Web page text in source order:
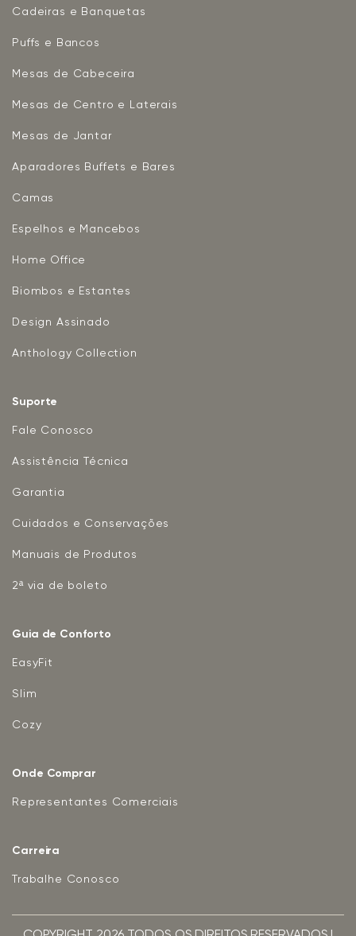
Cadeiras e Banquetas
Puffs e Bancos
Mesas de Cabeceira
Mesas de Centro e Laterais
Mesas de Jantar
Aparadores Buffets e Bares
Camas
Espelhos e Mancebos
Home Office
Biombos e Estantes
Design Assinado
Anthology Collection
Suporte
Fale Conosco
Assistência Técnica
Garantia
Cuidados e Conservações
Manuais de Produtos
2ª via de boleto
Guia de Conforto
EasyFit
Slim
Cozy
Onde Comprar
Representantes Comerciais
Carreira
Trabalhe Conosco